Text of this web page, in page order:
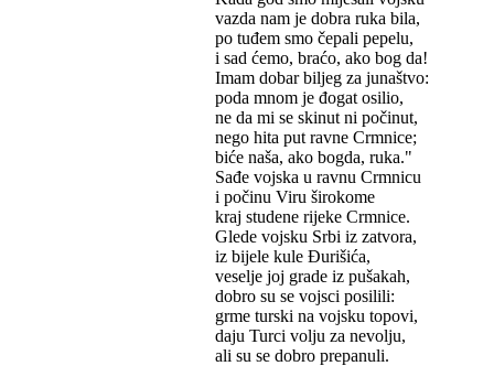
vazda nam je dobra ruka bila,
po tuđem smo čepali pepelu,
i sad ćemo, braćo, ako bog da!
Imam dobar biljeg za junaštvo:
poda mnom je đogat osilio,
ne da mi se skinut ni počinut,
nego hita put ravne Crmnice;
biće naša, ako bogda, ruka."
Sađe vojska u ravnu Crmnicu
i počinu Viru širokome
kraj studene rijeke Crmnice.
Glede vojsku Srbi iz zatvora,
iz bijele kule Đurišića,
veselje joj grade iz pušakah,
dobro su se vojsci posilili:
grme turski na vojsku topovi,
daju Turci volju za nevolju,
ali su se dobro prepanuli.